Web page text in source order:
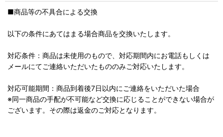
■商品等の不具合による交換
以下の条件にあてはまる場合商品を交換いたします。
対応条件：商品は未使用のもので、対応期間内にお電話もしくは
メールにてご連絡いただいたもののみご対応いたします。
対応可能期間：商品到着後7日以内にご連絡をいただいた場合
※同一商品の手配が不可能など交換に応じることができない場合が
ございます。その際は返金のご対応となります。